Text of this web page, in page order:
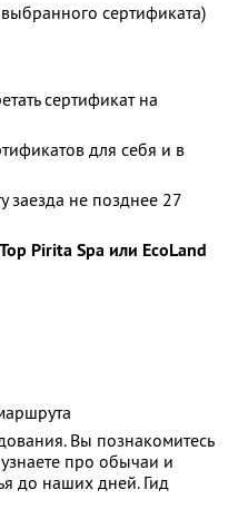
сертификата)
сертификат на
для себя и в
заезда не позднее 27
Pirita Spa или EcoLand
Вы познакомитесь
про обычаи и
до наших дней. Гид